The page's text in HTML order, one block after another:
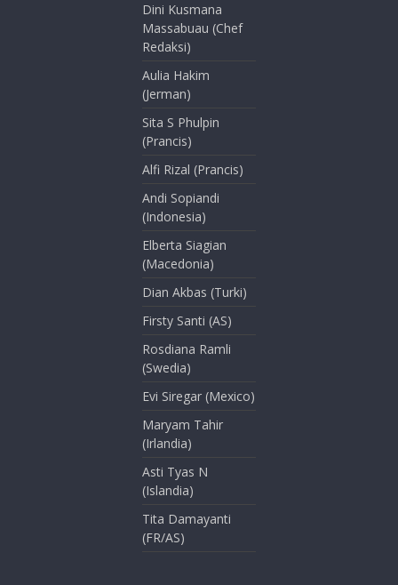
Dini Kusmana
Massabuau (Chef
Redaksi)
Aulia Hakim
(Jerman)
Sita S Phulpin
(Prancis)
Alfi Rizal (Prancis)
Andi Sopiandi
(Indonesia)
Elberta Siagian
(Macedonia)
Dian Akbas (Turki)
Firsty Santi (AS)
Rosdiana Ramli
(Swedia)
Evi Siregar (Mexico)
Maryam Tahir
(Irlandia)
Asti Tyas N
(Islandia)
Tita Damayanti
(FR/AS)